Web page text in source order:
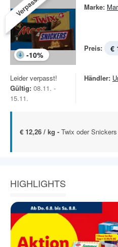
Verpasst!
-10%
Marke:
Preis: €
Leider verpasst!
Gültig: 08.11. -
15.11.
Händler:
€ 12,26 / kg - Twix oder
HIGHLIGHTS